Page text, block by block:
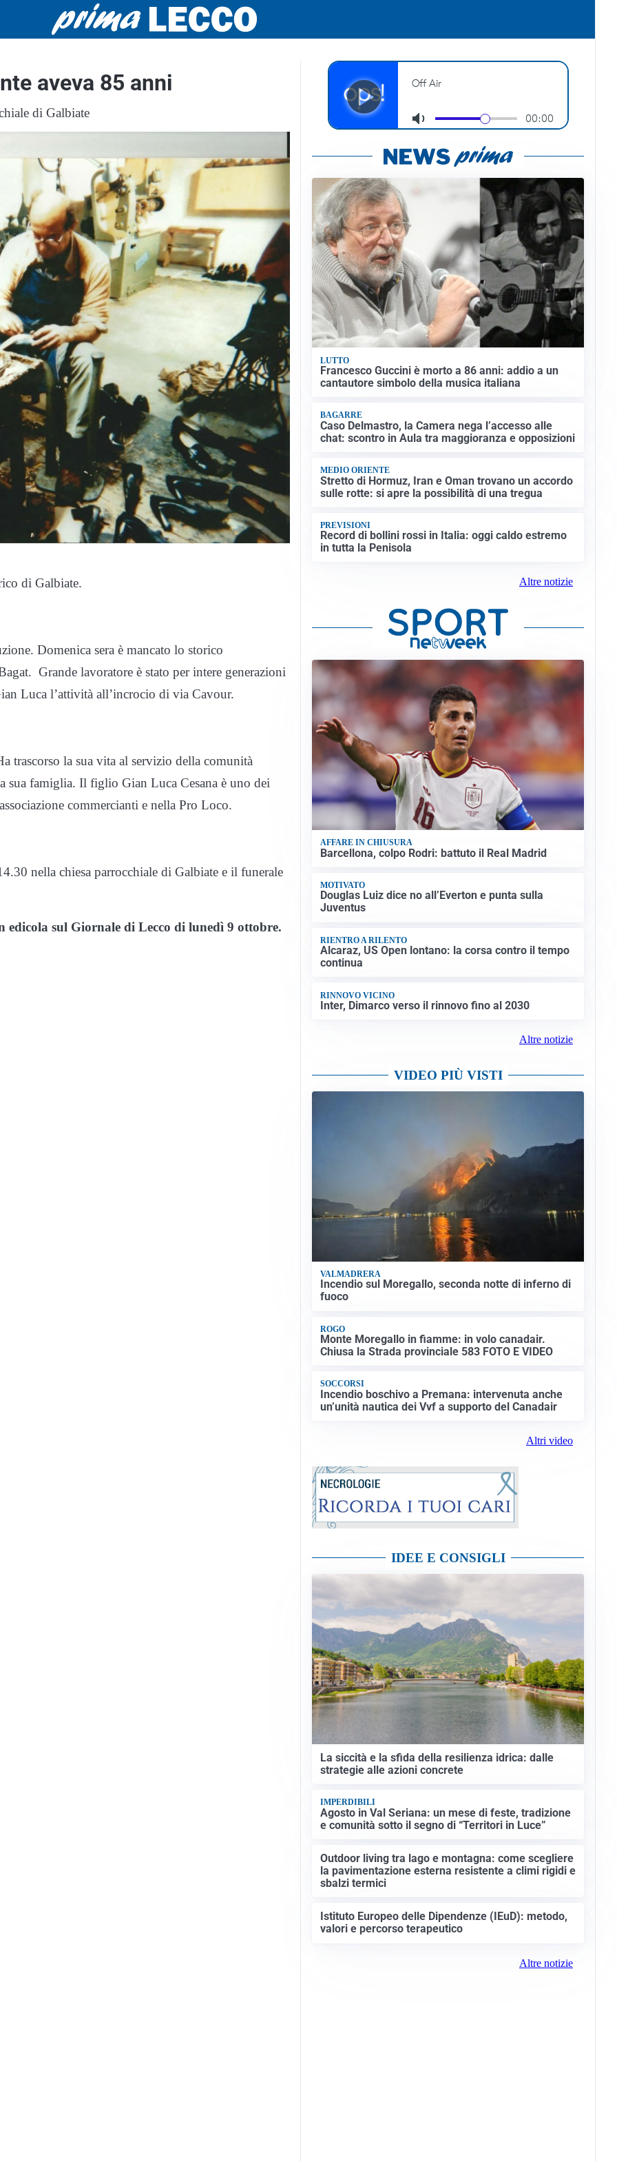
aveva 85 anni
di Galbiate
di Galbiate.
Domenica sera è mancato lo storico
Grande lavoratore è stato per intere generazioni
Luca l’attività all’incrocio di via Cavour.
trascorso la sua vita al servizio della comunità
sua famiglia. Il figlio Gian Luca Cesana è uno dei
commercianti e nella Pro Loco.
nella chiesa parrocchiale di Galbiate e il funerale
sul Giornale di Lecco di lunedì 9 ottobre.
LUTTO
Francesco Guccini è morto a 86 anni: addio a un
cantautore simbolo della musica italiana
BAGARRE
Caso Delmastro, la Camera nega l’accesso alle
chat: scontro in Aula tra maggioranza e opposizioni
MEDIO ORIENTE
Stretto di Hormuz, Iran e Oman trovano un accordo
sulle rotte: si apre la possibilità di una tregua
PREVISIONI
Record di bollini rossi in Italia: oggi caldo estremo
in tutta la Penisola
Altre notizie
AFFARE IN CHIUSURA
Barcellona, colpo Rodri: battuto il Real Madrid
MOTIVATO
Douglas Luiz dice no all’Everton e punta sulla
Juventus
RIENTRO A RILENTO
Alcaraz, US Open lontano: la corsa contro il tempo
continua
RINNOVO VICINO
Inter, Dimarco verso il rinnovo fino al 2030
Altre notizie
VIDEO PIÙ VISTI
VALMADRERA
Incendio sul Moregallo, seconda notte di inferno di
fuoco
ROGO
Monte Moregallo in fiamme: in volo canadair.
Chiusa la Strada provinciale 583 FOTO E VIDEO
SOCCORSI
Incendio boschivo a Premana: intervenuta anche
un’unità nautica dei Vvf a supporto del Canadair
Altri video
IDEE E CONSIGLI
La siccità e la sfida della resilienza idrica: dalle
strategie alle azioni concrete
IMPERDIBILI
Agosto in Val Seriana: un mese di feste, tradizione
e comunità sotto il segno di “Territori in Luce”
Outdoor living tra lago e montagna: come scegliere
la pavimentazione esterna resistente a climi rigidi e
sbalzi termici
Istituto Europeo delle Dipendenze (IEuD): metodo,
valori e percorso terapeutico
Altre notizie